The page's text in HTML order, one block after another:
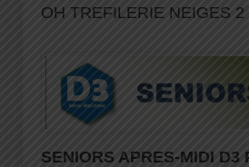
OH TREFILERIE NEIGES 2
SENIORS APRES-MIDI D3